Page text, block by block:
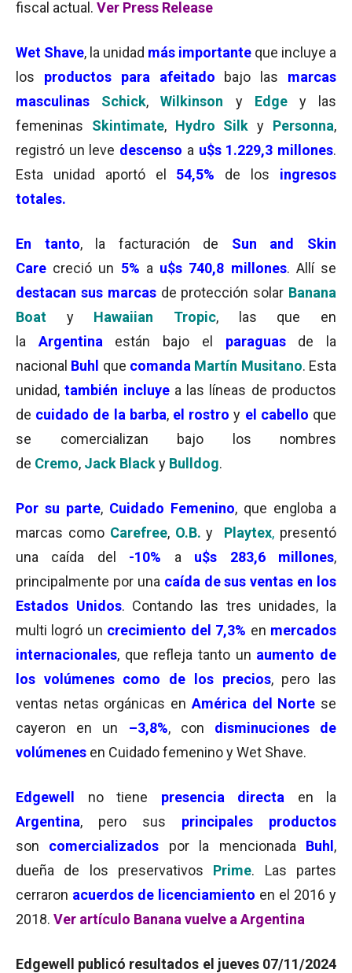
fiscal actual. Ver Press Release
Wet Shave, la unidad más importante que incluye a
los productos para afeitado bajo las marcas
masculinas Schick,Wilkinson y Edgey las
femeninas Skintimate, Hydro Silk y Personna,
registró un leve descenso a u$s 1.229,3 millones.
Esta unidad aportó el 54,5% de los ingresos
totales.
En tanto, la facturación de Sun and Skin
Care creció un 5% a u$s 740,8 millones. Allí se
destacan sus marcasde protección solar Banana
Boat
y Hawaiian Tropic, las que en
la Argentina están bajo el paraguasde la
nacional Buhl que comanda Martín Musitano. Esta
unidad,también incluyea las líneas de productos
de cuidado de la barba,el rostro y el cabello que
se comercializan bajo los nombres
de Cremo, Jack Blacky Bulldog.
Por su parte, Cuidado Femenino, que engloba a
marcas como Carefree,O.B.y Playtex, presentó
una caída del
-10% a u$s 283,6 millones,
principalmente por una caída de sus ventas en los
Estados Unidos. Contando las tres unidades, la
multi logró un crecimiento del 7,3% en mercados
internacionales, que refleja tanto un aumento de
los volúmenes como de los precios, pero las
ventas netas orgánicas en América del Norte se
cayeron en un –3,8%, con disminuciones de
volúmenes en Cuidado femenino y Wet Shave.
Edgewell no tiene presencia directa en la
Argentina, pero sus principales productos
son comercializados por la mencionada Buhl ,
dueña de los preservativos Prime. Las partes
cerraron acuerdos de licenciamiento en el 2016 y
2018. Ver artículo Banana vuelve a Argentina
Edgewell publicó resultados el jueves 07/11/2024